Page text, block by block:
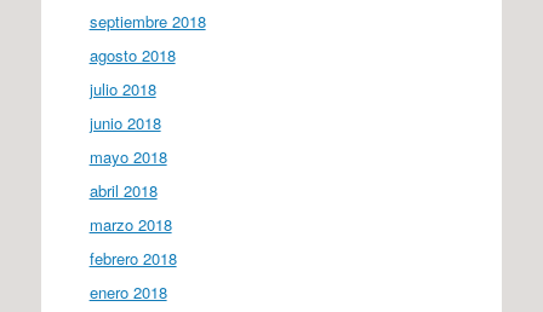
septiembre 2018
agosto 2018
julio 2018
junio 2018
mayo 2018
abril 2018
marzo 2018
febrero 2018
enero 2018